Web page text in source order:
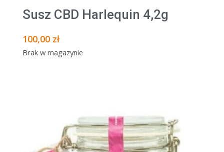
Susz CBD Harlequin 4,2g
100,00 zł
Brak w magazynie